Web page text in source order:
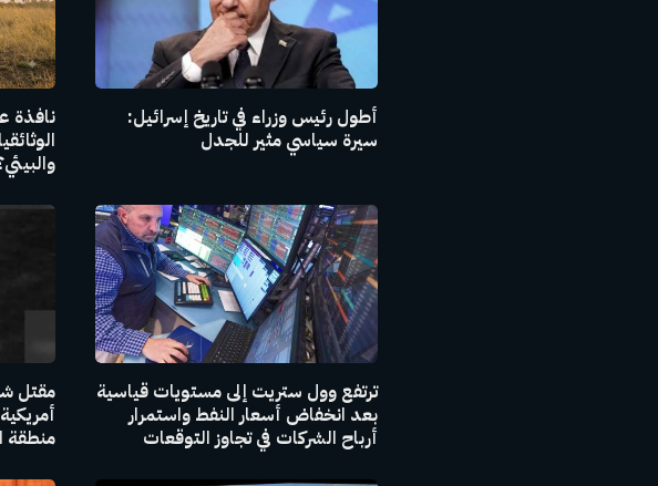
أطول رئيس وزراء في تاريخ إسرائيل:
سيرة سياسي مثير للجدل
نافذة
ترتفع وول ستريت إلى مستويات قياسية
بعد انخفاض أسعار النفط واستمرار
أرباح الشركات في تجاوز التوقعات
مقتل
منطقة